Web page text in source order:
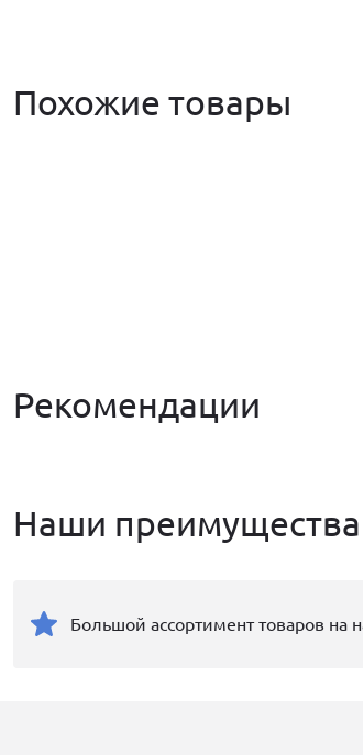
Похожие товары
Рекомендации
Наши преимущества
Большой ассортимент товаров на